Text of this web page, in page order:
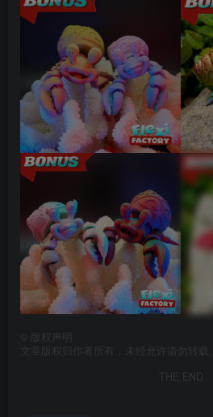
版权声明
文章版权归作者所有，未经允许请勿转载。
THE END